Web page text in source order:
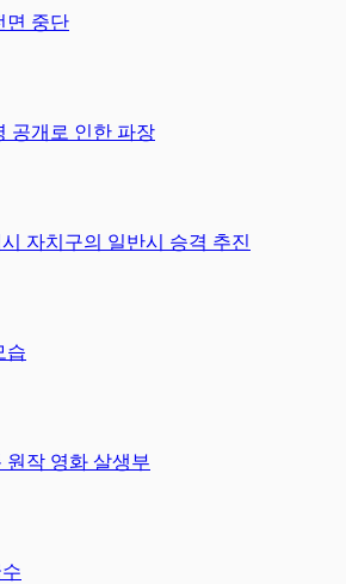
면 중단
공개로 인한 파장
자치구의 일반시 승격 추진
습
원작 영화 살생부